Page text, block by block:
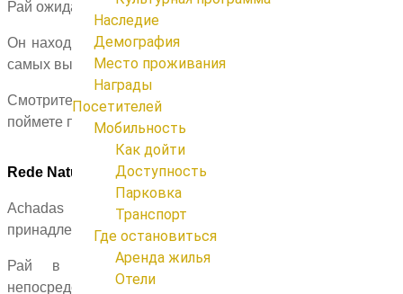
Наследие
Демография
Место проживания
Награды
Посетителей
Мобильность
Как дойти
Доступность
Парковка
Транспорт
Где остановиться
Аренда жилья
Отели
Рай ожидающий вашего открытия.
Он находится в Porto Moniz, который является одним из
самых высоких мест в лесу Laurissilva Мадейры
Смотрите пути которые мы приготовили для вас и
поймете почему такая классификаця
Rede Natura 2000
Achadas da Cruz является одним из участков
принадлежающий кЕвропейской сети Natura 2000
Рай в окружении внушительных откосов и в
непосредственном контакте с Атлантическим океаном.